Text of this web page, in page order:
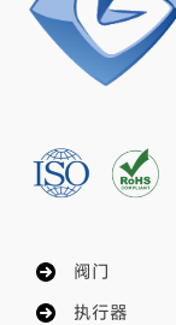
阀门
执行器